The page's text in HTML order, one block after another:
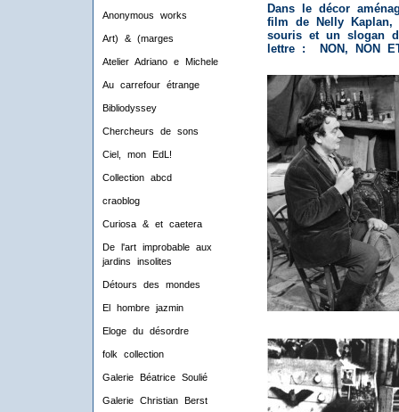
Anonymous works
Art) & (marges
Atelier Adriano e Michele
Au carrefour étrange
Bibliodyssey
Chercheurs de sons
Ciel, mon EdL!
Collection abcd
craoblog
Curiosa & et caetera
De l'art improbable aux
jardins insolites
Détours des mondes
El hombre jazmin
Eloge du désordre
folk collection
Galerie Béatrice Soulié
Galerie Christian Berst
Dans le décor
film de Nelly Kaplan,
souris et un slogan
lettre : NON, NON